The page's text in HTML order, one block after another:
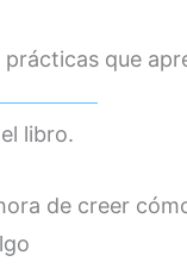
que
libro.
de creer